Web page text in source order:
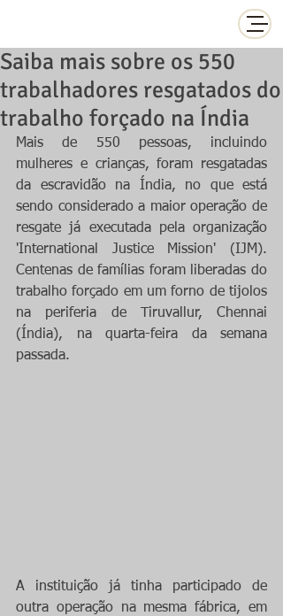
Saiba mais sobre os 550
trabalhadores resgatados do
trabalho forçado na Índia
Mais de 550 pessoas, incluindo
mulheres e crianças, foram resgatadas
da escravidão na Índia, no que está
sendo considerado a maior operação de
resgate já executada pela organização
'International Justice Mission' (IJM).
Centenas de famílias foram liberadas do
trabalho forçado em um forno de tijolos
na periferia de Tiruvallur, Chennai
(Índia), na quarta-feira da semana
passada.
A instituição já tinha participado de
outra operação na mesma fábrica, em